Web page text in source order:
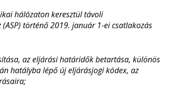
hálózaton keresztül távoli
történő 2019. január 1-ei csatlakozás
az eljárási határidők betartása, különös
hatályba lépő új eljárásjogi kódex, az